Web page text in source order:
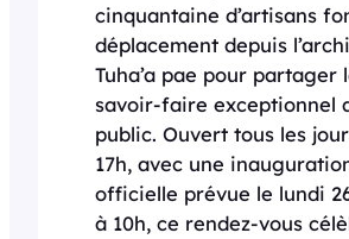
cinquantaine d’artisans
déplacement depuis
Tuha’a pae pour partager
savoir-faire exceptionnel
public. Ouvert tous les
17h, avec une
officielle prévue le lundi
à 10h, ce rendez-vous